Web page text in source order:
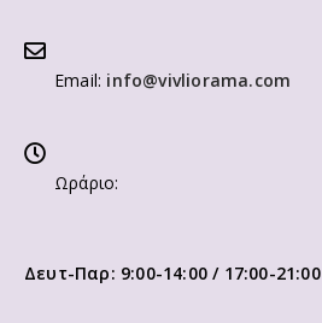
Email: info@vivliorama.com
Ωράριο:
Δευτ-Παρ: 9:00-14:00 / 17:00-21:00